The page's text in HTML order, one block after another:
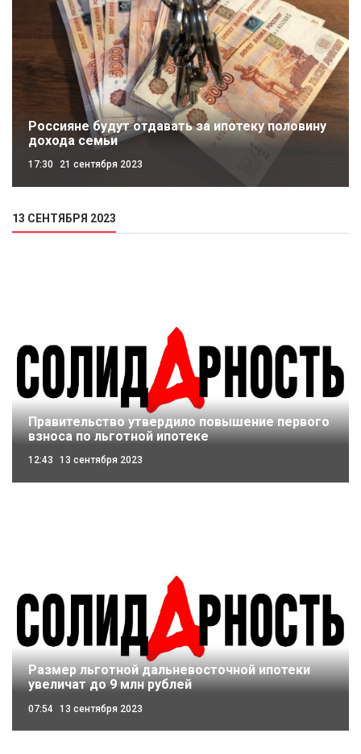
Россияне будут отдавать за ипотеку половину
дохода семьи
17:30 21 сентября 2023
13 СЕНТЯБРЯ 2023
Правительство утвердило повышение первого
взноса по льготной ипотеке
12:43 13 сентября 2023
Размер льготной дальневосточной ипотеки
увеличат до 9 млн рублей
07:54 13 сентября 2023